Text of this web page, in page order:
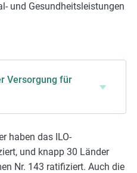
und Gesundheitsleistungen
Versorgung für
haben das ILO-
und knapp 30 Länder
Nr. 143 ratifiziert. Auch die